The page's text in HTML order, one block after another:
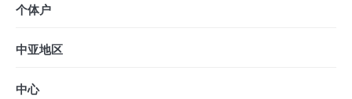
个体户
中亚地区
中心